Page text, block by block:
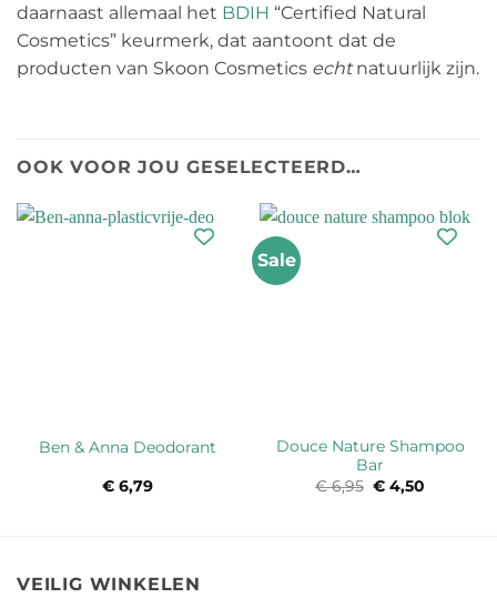
daarnaast allemaal het BDIH “Certified Natural
Cosmetics” keurmerk, dat aantoont dat de
producten van Skoon Cosmetics echtnatuurlijk zijn.
OOK VOOR JOU GESELECTEERD…
Ben & Anna Deodorant
€6,79
Sale
Douce Nature Shampoo
Bar
€6,95 Oorspronkelijke
prijs
€ 4,50
VEILIG WINKELEN